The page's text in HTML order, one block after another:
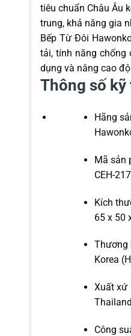
tiêu chuẩn Châu Âu
trung, khả năng gia
Bếp Từ Đôi
tải, tính năng chống
dụng và nâng cao
Thông số
Hãng
Mã sản
CEH-
Kích
65 x 50
Thương
Korea
Xuất xứ
Công